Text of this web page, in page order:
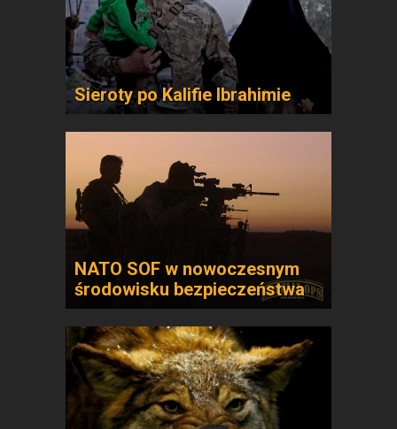
Sieroty po Kalifie Ibrahimie
NATO SOF w nowoczesnym
środowisku bezpieczeństwa